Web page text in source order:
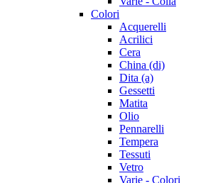
Colori
Acquerelli
Acrilici
Cera
China (di)
Dita (a)
Gessetti
Matita
Olio
Pennarelli
Tempera
Tessuti
Vetro
Varie - Colori